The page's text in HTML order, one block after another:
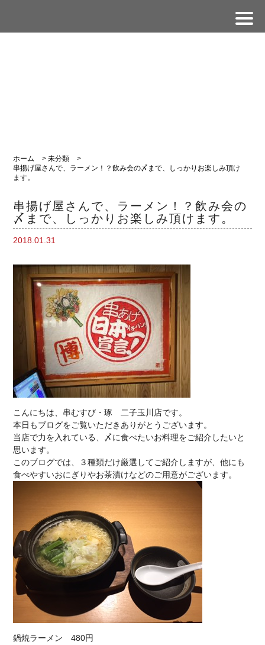
ホーム >未分類
>
串揚げ屋さんで、ラーメン！？飲み会の〆まで、しっかりお楽しみ頂け
ます。
串揚げ屋さんで、ラーメン！？飲み会の
〆まで、しっかりお楽しみ頂けます。
2018.01.31
こんにちは、串むすび・琢 二子玉川店です。
本日もブログをご覧いただきありがとうございます。
当店で力を入れている、〆に食べたいお料理をご紹介したいと
思います。
このブログでは、３種類だけ厳選してご紹介しますが、他にも
食べやすいおにぎりやお茶漬けなどのご用意がございます。
鍋焼ラーメン 480円